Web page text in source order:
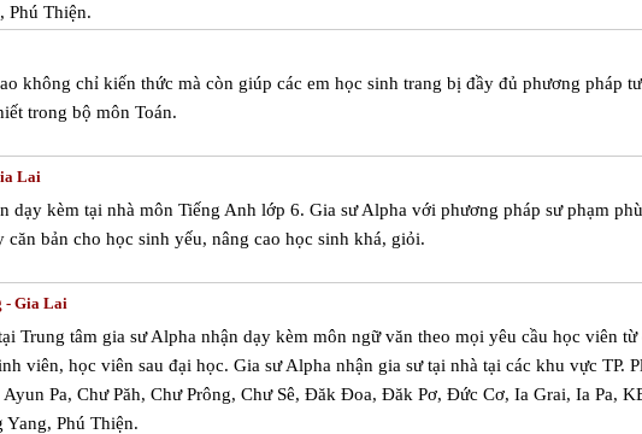
Phú Thiện.
không chỉ kiến thức mà còn giúp các em học sinh trang bị đầy đủ phương pháp
trong bộ môn Toán.
Lai
dạy kèm tại nhà môn Tiếng Anh lớp 6. Gia sư Alpha với phương pháp sư phạm
căn bản cho học sinh yếu, nâng cao học sinh khá, giỏi.
- Gia Lai
Trung tâm gia sư Alpha nhận dạy kèm môn ngữ văn theo mọi yêu cầu học viên từ
viên, học viên sau đại học. Gia sư Alpha nhận gia sư tại nhà tại các khu vực TP.
Pa, Chư Păh, Chư Prông, Chư Sê, Đăk Đoa, Đăk Pơ, Đức Cơ, Ia Grai, Ia Pa,
Phú Thiện.